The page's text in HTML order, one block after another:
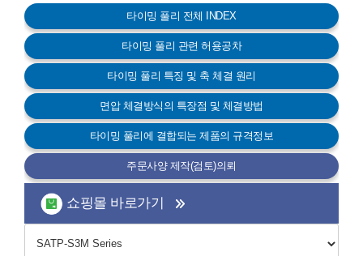
타이밍 풀리 전체 INDEX
타이밍 풀리 관련 허용공차
타이밍 풀리 특징 및 축 체결 원리
면압 체결방식의 특장점 및 체결방법
타이밍 풀리에 결합되는 제품의 규격정보
주문사양 제작(검토)의뢰
쇼핑몰 바로가기